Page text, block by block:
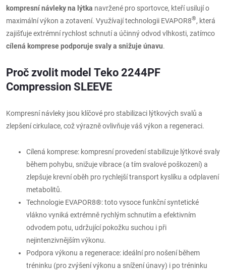
kompresní návleky na lýtka navržené pro sportovce, kteří usilují o
maximální výkon a zotavení. Využívají technologii EVAPOR8®, která
zajišťuje extrémní rychlost schnutí a účinný odvod vlhkosti, zatímco
cílená komprese podporuje svaly a snižuje únavu.
Proč zvolit model Teko 2244PF
Compression SLEEVE
Kompresní návleky jsou klíčové pro stabilizaci lýtkových svalů a
zlepšení cirkulace, což výrazně ovlivňuje váš výkon a regeneraci.
Cílená komprese: kompresní provedení stabilizuje lýtkové svaly
během pohybu, snižuje vibrace (a tím svalové poškození) a
zlepšuje krevní oběh pro rychlejší transport kyslíku a odplavení
metabolitů.
Technologie EVAPOR8®: toto vysoce funkční syntetické
vlákno vyniká extrémně rychlým schnutím a efektivním
odvodem potu, udržující pokožku suchou i při
nejintenzivnějším výkonu.
Podpora výkonu a regenerace: ideální pro nošení během
tréninku (pro zvýšení výkonu a snížení únavy) i po tréninku